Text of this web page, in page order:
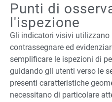
Punti di
l'ispezione
Gli indicatori visivi utilizzano
contrassegnare ed
semplificare le ispezioni di
guidando gli utenti verso le
presenti caratteristiche
necessitano di particolare